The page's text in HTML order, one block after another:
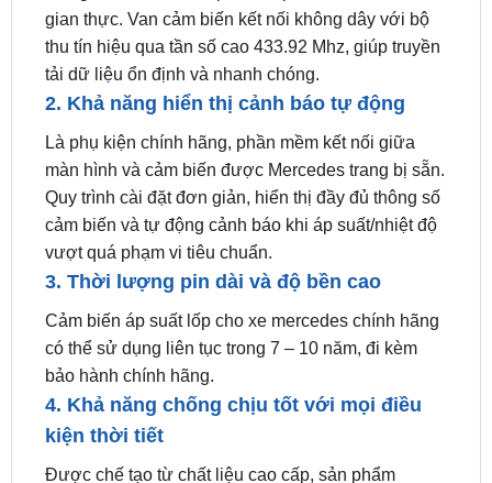
tải dữ liệu ổn định và nhanh chóng.
2. Khả năng hiển thị cảnh báo tự động
Là phụ kiện chính hãng, phần mềm kết nối giữa
màn hình và cảm biến được Mercedes trang bị sẵn.
Quy trình cài đặt đơn giản, hiển thị đầy đủ thông số
cảm biến và tự động cảnh báo khi áp suất/nhiệt độ
vượt quá phạm vi tiêu chuẩn.
3. Thời lượng pin dài và độ bền cao
Cảm biến áp suất lốp cho xe mercedes chính hãng
có thể sử dụng liên tục trong 7 – 10 năm, đi kèm
bảo hành chính hãng.
4. Khả năng chống chịu tốt với mọi điều
kiện thời tiết
Được chế tạo từ chất liệu cao cấp, sản phẩm
TPMS chính hãng xe mercedes-benz có chuẩn
chống nước IP67. Cảm biến hoạt động tốt trong